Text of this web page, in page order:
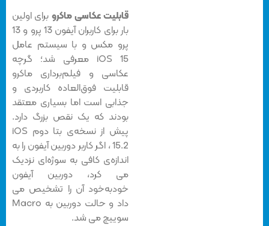
قابلیت عکاسی ماکروبرای اولین
بار برای کاربران آیفون 13 پرو و 13
پرو مکس و با سیستم عامل
iOS 15 معرفی شد؛ گرچه
عکاسی و فیلم‌برداری ماکرو
قابلیت فوق‌العاده کاربردی و
جذابی است اما بسیاری معتقد
بودند که یک نقص بزرگ دارد.
پیش از نسخه‌ی بتا دوم iOS
15.2 ، اگر کاربر دوربین آیفون را به
اندازه‌ی کافی به سوژه‌ای نزدیک
می کرد، دوربین آیفون
خودبه‌خود آن را تشخیص می
داد و حالت دوربین به Macro
سوییچ می شد.